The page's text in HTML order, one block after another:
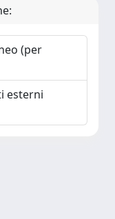
(per
esterni